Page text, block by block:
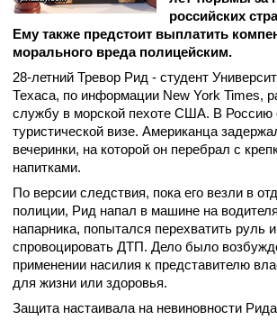
российских
Ему также предстоит выплатить
морального вреда полицейским.
28-летний Тревор Рид - студент
Техаса, по информации New York Times,
службу в морской пехоте США. В Россию
туристической визе. Американца
вечеринки, на которой он перебрал с
напитками.
По версии следствия, пока его везли в
полиции, Рид напал в машине на
напарника, попытался перехватить руль и
спровоцировать ДТП. Дело было
применении насилия к представителю
для жизни или здоровья.
Защита настаивала на невиновности